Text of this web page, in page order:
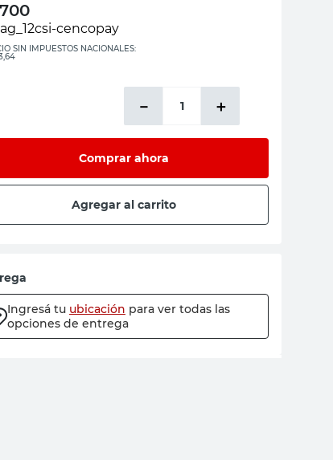
SIN IMPUESTOS NACIONALES:
＋
－
Comprar ahora
Agregar al carrito
Ingresá tu ubicación para ver todas las
opciones de entrega